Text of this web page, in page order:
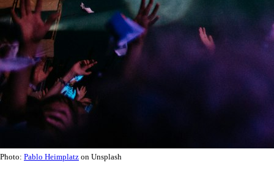
Photo: Pablo Heimplatz on Unsplash